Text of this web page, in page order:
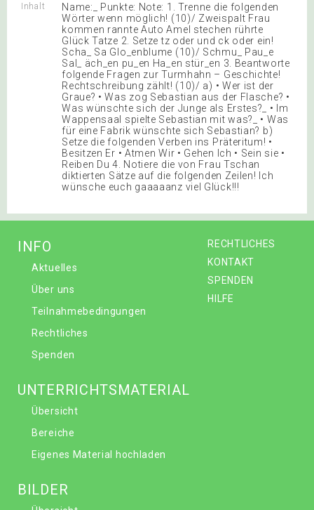
Inhalt
Name:_ Punkte: Note: 1. Trenne die folgenden
Wörter wenn möglich! (10)/ Zweispalt Frau
kommen rannte Auto Amel stechen rührte
Glück Tatze 2. Setze tz oder und ck oder ein!
Scha_ Sa Glo_enblume (10)/ Schmu_ Pau_e
Sal_ äch_en pu_en Ha_en stür_en 3. Beantworte
folgende Fragen zur Turmhahn – Geschichte!
Rechtschreibung zählt! (10)/ a) • Wer ist der
Graue? • Was zog Sebastian aus der Flasche? •
Was wünschte sich der Junge als Erstes?_ • Im
Wappensaal spielte Sebastian mit was?_ • Was
für eine Fabrik wünschte sich Sebastian? b)
Setze die folgenden Verben ins Präteritum! •
Besitzen Er • Atmen Wir • Gehen Ich • Sein sie •
Reiben Du 4. Notiere die von Frau Tschan
diktierten Sätze auf die folgenden Zeilen! Ich
wünsche euch gaaaaanz viel Glück!!!
RECHTLICHES
KONTAKT
SPENDEN
HILFE
INFO
Aktuelles
Über uns
Teilnahmebedingungen
Rechtliches
Spenden
UNTERRICHTSMATERIAL
Übersicht
Bereiche
Eigenes Material hochladen
BILDER